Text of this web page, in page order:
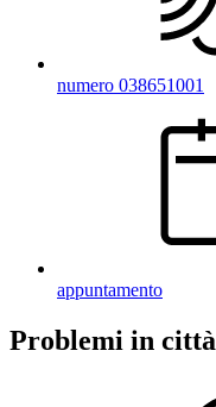
numero 038651001
appuntamento
Problemi in città